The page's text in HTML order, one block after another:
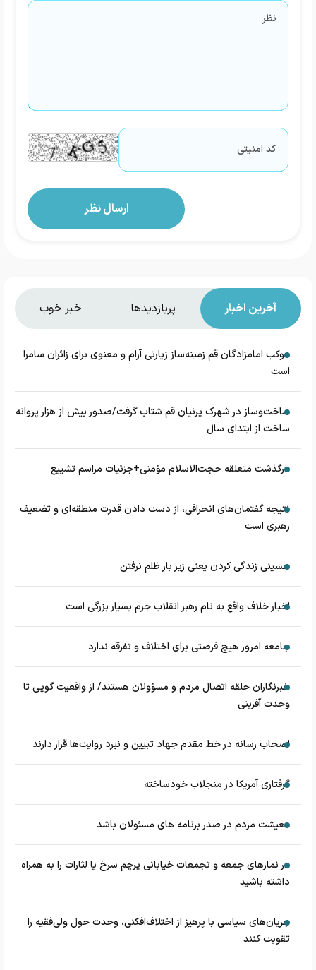
آخرین اخبار پربازدیدها خبر خوب
موکب امامزادگان قم زمینه‌ساز زیارتی آرام و معنوی برای زائران سامرا
است
ساخت‌وساز در شهرک پرنیان قم شتاب گرفت/صدور بیش از هزار پروانه
ساخت از ابتدای سال
درگذشت متعلقه حجت‌الاسلام مؤمنی+جزئیات مراسم تشییع
نتیجه گفتمان‌های انحرافی، از دست دادن قدرت منطقه‌ای و تضعیف
رهبری است
حسینی زندگی کردن یعنی زیر بار ظلم نرفتن
اخبار خلاف واقع به نام رهبر انقلاب جرم بسیار بزرگی است
جامعه امروز هیچ فرصتی برای اختلاف و تفرقه ندارد
خبرنگاران حلقه اتصال مردم و مسؤولان هستند/ از واقعیت گویی تا
وحدت آفرینی
اصحاب رسانه در خط مقدم جهاد تبیین و نبرد روایت‌ها قرار دارند
گرفتاری آمریکا در منجلاب خودساخته
معیشت مردم در صدر برنامه های مسئولان باشد
در نماز‌های جمعه و تجمعات خیابانی پرچم سرخ یا لثارات را به همراه
داشته باشید
جریان‌های سیاسی با پرهیز از اختلاف‌افکنی، وحدت حول ولی‌فقیه را
تقویت کنند